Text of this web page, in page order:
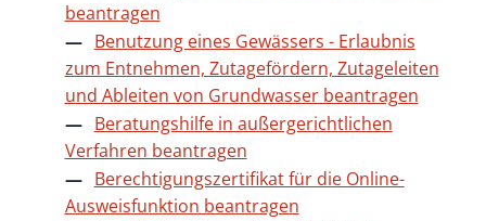
beantragen
Benutzung eines Gewässers - Erlaubnis
zum Entnehmen, Zutagefördern, Zutageleiten
und Ableiten von Grundwasser beantragen
Beratungshilfe in außergerichtlichen
Verfahren beantragen
Berechtigungszertifikat für die Online-
Ausweisfunktion beantragen